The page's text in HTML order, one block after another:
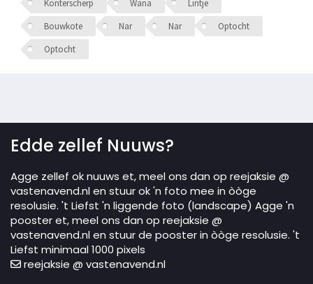
Konterscherp
Wana
Lintje
Bouwkote
Nar Nar
Optocht
Optocht
Edde zellef Nuuws?
Agge zellef ok nuuws et, meel ons dan op reejaksie @
vastenavend.nl en stuur ok 'n foto mee in òòge
resolusie. 't Liefst 'n liggende foto (landscape) Agge 'n
pooster et, meel ons dan op reejaksie @
vastenavend.nl en stuur de pooster in òòge resolusie. 't
Liefst minimaal 1000 pixels
reejaksie @ vastenavend.nl